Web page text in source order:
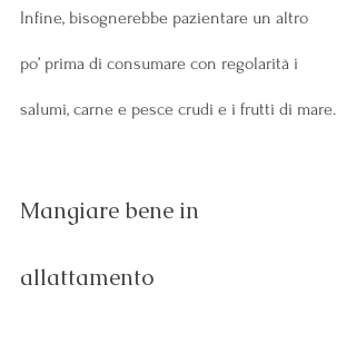
Infine, bisognerebbe pazientare un altro
po’ prima di consumare con regolarità i
salumi, carne e pesce crudi e i frutti di mare.
Mangiare bene in
allattamento